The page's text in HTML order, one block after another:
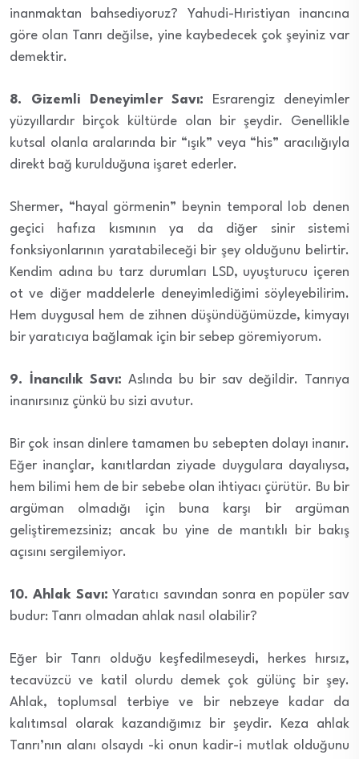
inanmaktan bahsediyoruz? Yahudi-Hıristiyan inancına
göre olan Tanrı değilse, yine kaybedecek çok şeyiniz var
demektir.
8. Gizemli Deneyimler Savı: Esrarengiz deneyimler
yüzyıllardır birçok kültürde olan bir şeydir. Genellikle
kutsal olanla aralarında bir “ışık” veya “his” aracılığıyla
direkt bağ kurulduğuna işaret ederler.
Shermer, “hayal görmenin” beynin temporal lob denen
geçici hafıza kısmının ya da diğer sinir sistemi
fonksiyonlarının yaratabileceği bir şey olduğunu belirtir.
Kendim adına bu tarz durumları LSD, uyuşturucu içeren
ot ve diğer maddelerle deneyimlediğimi söyleyebilirim.
Hem duygusal hem de zihnen düşündüğümüzde, kimyayı
bir yaratıcıya bağlamak için bir sebep göremiyorum.
9. İnancılık Savı: Aslında bu bir sav değildir. Tanrıya
inanırsınız çünkü bu sizi avutur.
Bir çok insan dinlere tamamen bu sebepten dolayı inanır.
Eğer inançlar, kanıtlardan ziyade duygulara dayalıysa,
hem bilimi hem de bir sebebe olan ihtiyacı çürütür. Bu bir
argüman olmadığı için buna karşı bir argüman
geliştiremezsiniz; ancak bu yine de mantıklı bir bakış
açısını sergilemiyor.
10. Ahlak Savı: Yaratıcı savından sonra en popüler sav
budur: Tanrı olmadan ahlak nasıl olabilir?
Eğer bir Tanrı olduğu keşfedilmeseydi, herkes hırsız,
tecavüzcü ve katil olurdu demek çok gülünç bir şey.
Ahlak, toplumsal terbiye ve bir nebzeye kadar da
kalıtımsal olarak kazandığımız bir şeydir. Keza ahlak
Tanrı’nın alanı olsaydı -ki onun kadir-i mutlak olduğunu